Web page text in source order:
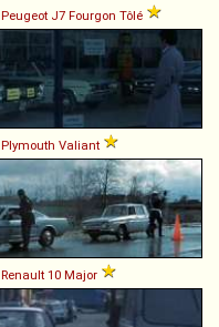
Peugeot J7 Fourgon Tôlé
Plymouth Valiant
Renault 10 Major